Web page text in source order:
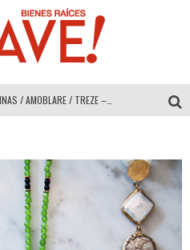
MULTIOFICINAS / AMOBLARE / TREZE – Especial Interiorismo & Decoración 2026
COLINEAL – Especial Interiorismo & Decoración 2026